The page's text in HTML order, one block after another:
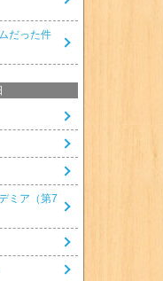
だった件
ミア（第7